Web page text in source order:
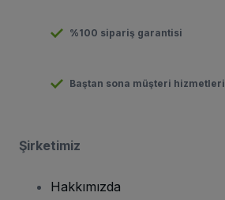
%100 sipariş garantisi
Baştan sona müşteri hizmetleri
Şirketimiz
Hakkımızda